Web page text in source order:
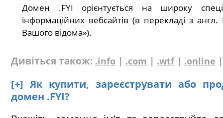
Домен .FYI орієнтується на широку
інформаційних вебсайтів (в перекладі з
Вашого відома»).
Дивіться також: .info | .com | .wtf| .online
[+] Як купити, зареєструвати або
домен .FYI?